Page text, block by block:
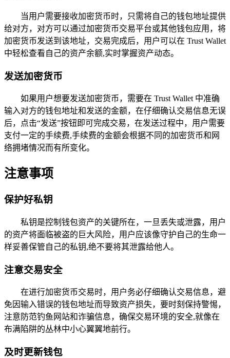
当用户需要接收加密货币时，只需将自己的钱包地址提供
给对方，对方可以通过加密货币交易平台或其他钱包应用，将
加密货币发送到该地址，交易完成后，用户可以在 Trust Wallet
中轻松查看自己的资产余额,实时掌握资产动态。
发送加密货币
如果用户想要发送加密货币，需要在 Trust Wallet 中准确
输入对方的钱包地址和发送的金额，在仔细确认交易信息无误
后，点击“发送”按钮即可完成交易，在发送过程中，用户需要
支付一定的手续费,手续费的金额会根据不同的加密货币和网
络拥堵情况而有所变化。
注意事项
保护好私钥
私钥是控制钱包资产的关键所在，一旦丢失或泄露，用户
的资产将面临被盗的巨大风险，用户应该像守护自己的生命一
样妥善保管自己的私钥,绝不要将其泄露给他人。
注意交易安全
在进行加密货币交易时，用户务必仔细确认交易信息，避
免因输入错误的钱包地址而导致资产损失，要时刻保持警惕，
注意防范钓鱼网站和诈骗信息，确保交易环境的安全,就像在
布满陷阱的丛林中小心翼翼地前行。
及时更新钱包